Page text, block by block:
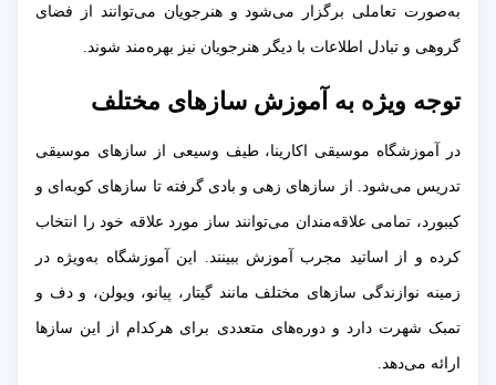
به‌صورت تعاملی برگزار می‌شود و هنرجویان می‌توانند از فضای
گروهی و تبادل اطلاعات با دیگر هنرجویان نیز بهره‌مند شوند.
توجه ویژه به آموزش سازهای مختلف
در آموزشگاه موسیقی اکارینا، طیف وسیعی از سازهای موسیقی
تدریس می‌شود. از سازهای زهی و بادی گرفته تا سازهای کوبه‌ای و
کیبورد، تمامی علاقه‌مندان می‌توانند ساز مورد علاقه خود را انتخاب
کرده و از اساتید مجرب آموزش ببینند. این آموزشگاه به‌ویژه در
زمینه نوازندگی سازهای مختلف مانند گیتار، پیانو، ویولن، و دف و
تمبک شهرت دارد و دوره‌های متعددی برای هرکدام از این سازها
ارائه می‌دهد.